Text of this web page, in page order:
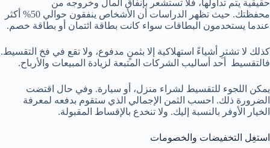
حقيقية يتم تداولها، فلا تستشعر بإنفاق المال وخروجه من
محفظتك.
حيث تظهر الدراسات أن الأشخاص ينفقون حوالي 50% أكثر
عندما يستخدمون البطاقات سواء كانت بطاقة ائتمان أو بطاقة خصم.
كذلك لا تشترِ أشياءً استهلاكية إلا بثمنٍ مدفوع، ولا تقع في فخ التقسيط.
فالتقسيط أحد أساليب الشركات المتبعة لزيادة المبيعات والأرباح.
يمكن اللجوء للتقسيط لشراء منزل، أو سيارة. وفي حال اقتضت
الضرورة ذلك. احسب الثمن الإجمالي الذي ستقوم بدفعه لمعرفة
الخيار الأوفر بالنسبة إليك. ولا تنخدع بالإقساط المقبولة.
استغِل التخفيضات والخصومات